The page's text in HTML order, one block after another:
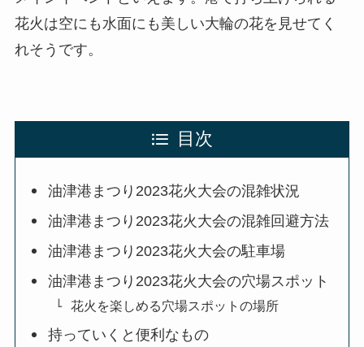
花火は空にも水面にも美しい大輪の花を見せてく
れそうです。
目次
油津港まつり2023花火大会の混雑状況
油津港まつり2023花火大会の混雑回避方法
油津港まつり2023花火大会の駐車場
油津港まつり2023花火大会の穴場スポット
花火を楽しめる穴場スポットの場所
持っていくと便利なもの